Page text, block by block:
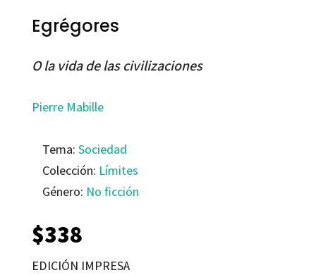
Egrégores
O la vida de las civilizaciones
Pierre Mabille
Tema: Sociedad
Colección: Límites
Género: No ficción
$338
EDICIÓN IMPRESA